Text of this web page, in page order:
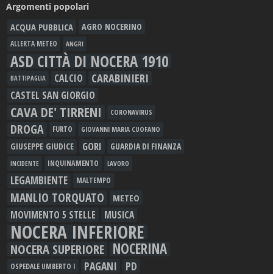
Argomenti popolari
ACQUA PUBBLICA AGRO NOCERINO
ALLERTA METEO ANGRI
ASD CITTÀ DI NOCERA 1910
BATTIPAGLIA CALCIO CARABINIERI
CASTEL SAN GIORGIO
CAVA DE' TIRRENI CORONAVIRUS
DROGA FURTO GIOVANNI MARIA CUOFANO
GIUSEPPE GIUDICE GORI GUARDIA DI FINANZA
INCIDENTE INQUINAMENTO LAVORO
LEGAMBIENTE MALTEMPO
MANLIO TORQUATO METEO
MOVIMENTO 5 STELLE MUSICA
NOCERA INFERIORE
NOCERA SUPERIORE NOCERINA
OSPEDALE UMBERTO I PAGANI PD